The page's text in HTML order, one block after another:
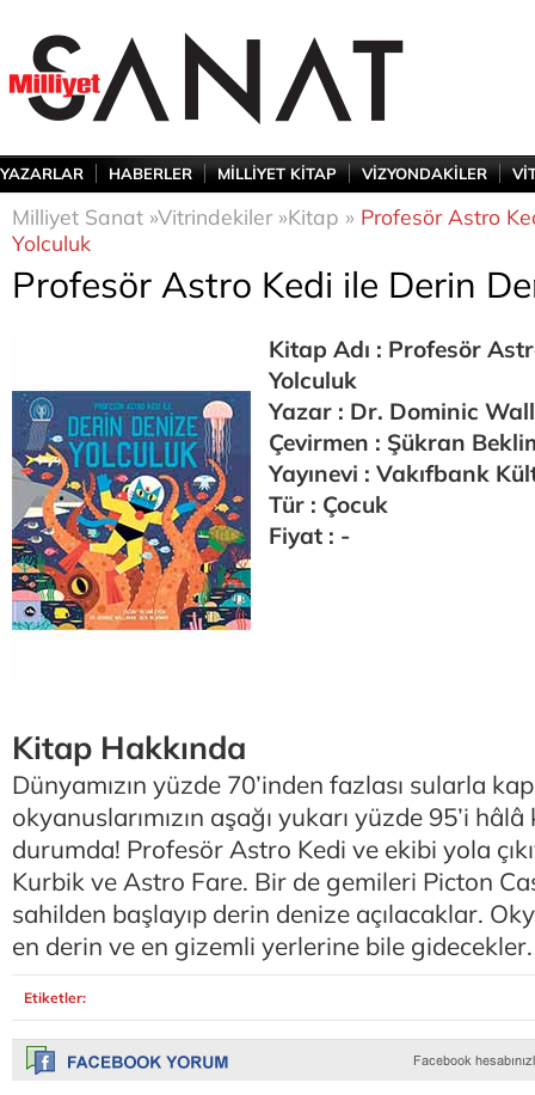
YAZARLAR HABERLER MİLLİYET KİTAP VİZYONDAKİLER
Milliyet Sanat »Vitrindekiler »Kitap » Profesör Astro
Yolculuk
Profesör Astro Kedi ile Derin
Kitap Adı : Profesör
Yolculuk
Yazar : Dr. Dominic
Çevirmen : Şükran
Yayınevi : Vakıfbank
Tür : Çocuk
Fiyat : -
Kitap Hakkında
Dünyamızın yüzde 70’inden fazlası sularla
okyanuslarımızın aşağı yukarı yüzde 95’i
durumda! Profesör Astro Kedi ve ekibi yola
Kurbik ve Astro Fare. Bir de gemileri Picton
sahilden başlayıp derin denize açılacaklar.
en derin ve en gizemli yerlerine bile gidecekler.
Etiketler: